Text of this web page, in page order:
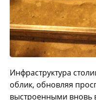
Инфраструктура
облик, обновляя
выстроенными вновь